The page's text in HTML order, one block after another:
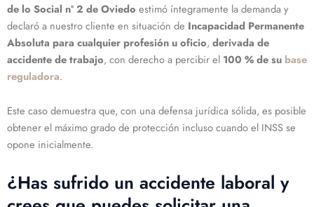
de lo Social nº 2 de Oviedo estimó íntegramente la demanda y
declaró a nuestro cliente en situación de Incapacidad Permanente
Absoluta para cualquier profesión u oficio, derivada de
accidente de trabajo, con derecho a percibir el 100 % de su base
reguladora.
Este caso demuestra que, con una defensa jurídica sólida, es posible
obtener el máximo grado de protección incluso cuando el INSS se
opone inicialmente.
¿Has sufrido un accidente laboral y